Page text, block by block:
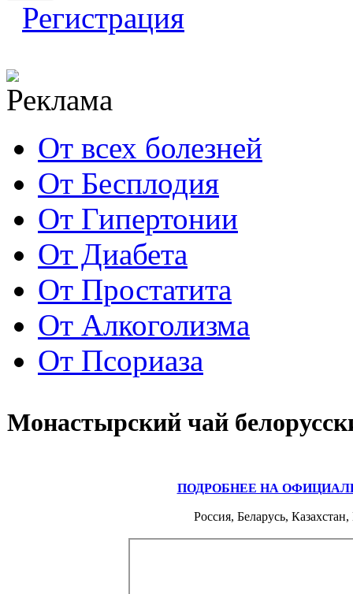
Регистрация
От всех болезней
От Бесплодия
От Гипертонии
От Диабета
От Простатита
От Алкоголизма
От Псориаза
Монастырский чай
ПОДРОБНЕЕ НА
Россия, Беларусь,